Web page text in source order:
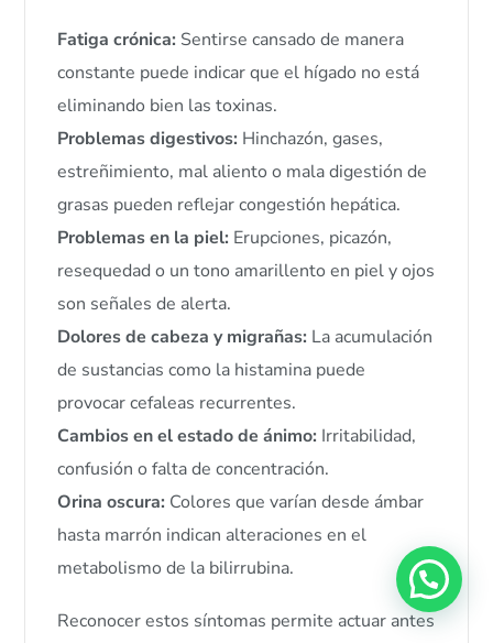
Fatiga crónica: Sentirse cansado de manera
constante puede indicar que el hígado no está
eliminando bien las toxinas.
Problemas digestivos: Hinchazón, gases,
estreñimiento, mal aliento o mala digestión de
grasas pueden reflejar congestión hepática.
Problemas en la piel: Erupciones, picazón,
resequedad o un tono amarillento en piel y ojos
son señales de alerta.
Dolores de cabeza y migrañas: La acumulación
de sustancias como la histamina puede
provocar cefaleas recurrentes.
Cambios en el estado de ánimo: Irritabilidad,
confusión o falta de concentración.
Orina oscura: Colores que varían desde ámbar
hasta marrón indican alteraciones en el
metabolismo de la bilirrubina.
Reconocer estos síntomas permite actuar antes